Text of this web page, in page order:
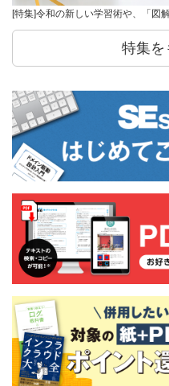
[特集]令和の新しい学習術や、「図
特集を